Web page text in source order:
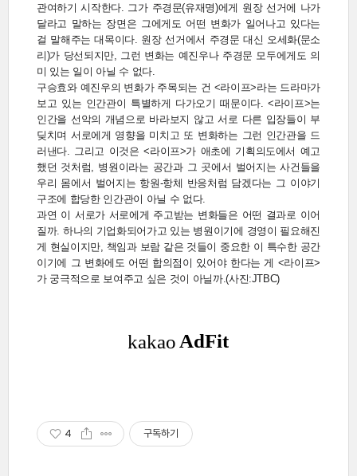
관여하기 시작한다. 그가 주경문(유재명)에게 원장 선거에 나가
달라고 말하는 장면은 그에게도 어떤 변화가 일어나고 있다는
걸 말해주는 대목이다. 원장 선거에서 주경문 대신 오세화(문소
리)가 당선되지만, 그런 변화는 예진우나 주경문 모두에게도 의
미 있는 일이 아닐 수 없다.
구승효와 예진우의 변화가 주목되는 건 <라이프>라는 드라마가
보고 있는 인간관이 특별하게 다가오기 때문이다. <라이프>는
인간을 선악의 개념으로 바라보지 않고 서로 다른 입장들이 부
딪치며 서로에게 영향을 미치고 또 변화하는 그런 인간관을 드
러낸다. 그리고 이것은 <라이프>가 애초에 기획의도에서 예고
했던 것처럼, 병원이라는 공간과 그 곳에서 벌어지는 사건들을
우리 몸에서 벌어지는 항원-항체 반응처럼 담겠다는 그 이야기
구조에 합당한 인간관이 아닐 수 없다.
과연 이 서로가 서로에게 주고받는 변화들은 어떤 결과로 이어
질까. 하나의 기업화되어가고 있는 병원이기에 경영이 필요해진
게 현실이지만, 책임과 보람 같은 것들이 중요한 이 특수한 공간
이기에 그 변화에도 어떤 합의점이 있어야 한다는 게 <라이프>
가 궁극적으로 보여주고 싶은 것이 아닐까.(사진:JTBC)
4 구독하기